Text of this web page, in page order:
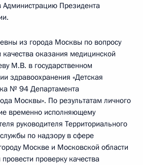
Администрацию Президента
из города Москвы по вопросу
оказания медицинской
М.В. в государственном
здравоохранения «Детская
№ 94 Департамента
Москвы». По результатам личного
временно исполняющему
руководителя Территориального
по надзору в сфере
Москве и Московской области
проверку качества